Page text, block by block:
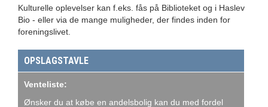
Kulturelle oplevelser kan f.eks. fås på Biblioteket og i Haslev
Bio - eller via de mange muligheder, der findes inden for
foreningslivet.
OPSLAGSTAVLE
Venteliste:
Ønsker du at købe en andelsbolig kan du med fordel